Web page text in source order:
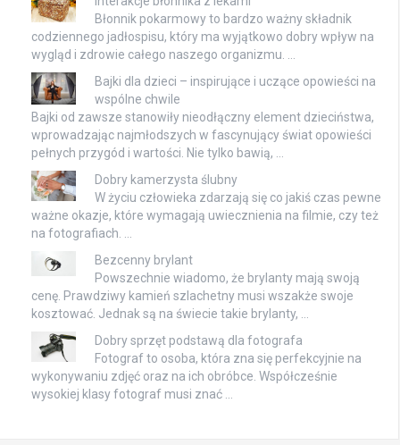
Błonnik pokarmowy to bardzo ważny składnik
codziennego jadłospisu, który ma wyjątkowo dobry wpływ na
wygląd i zdrowie całego naszego organizmu. …
Bajki dla dzieci – inspirujące i uczące opowieści na
wspólne chwile
Bajki od zawsze stanowiły nieodłączny element dzieciństwa,
wprowadzając najmłodszych w fascynujący świat opowieści
pełnych przygód i wartości. Nie tylko bawią, …
Dobry kamerzysta ślubny
W życiu człowieka zdarzają się co jakiś czas pewne
ważne okazje, które wymagają uwiecznienia na filmie, czy też
na fotografiach. …
Bezcenny brylant
Powszechnie wiadomo, że brylanty mają swoją
cenę. Prawdziwy kamień szlachetny musi wszakże swoje
kosztować. Jednak są na świecie takie brylanty, …
Dobry sprzęt podstawą dla fotografa
Fotograf to osoba, która zna się perfekcyjnie na
wykonywaniu zdjęć oraz na ich obróbce. Współcześnie
wysokiej klasy fotograf musi znać …